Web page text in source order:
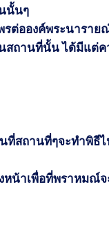
นั้นๆ
รต่อองค์พระนาราย
สถานที่นั้นได้มีแต่
ที่สถานที่ๆจะทำพิธีไ
หน้าเพื่อที่พราหมณ์